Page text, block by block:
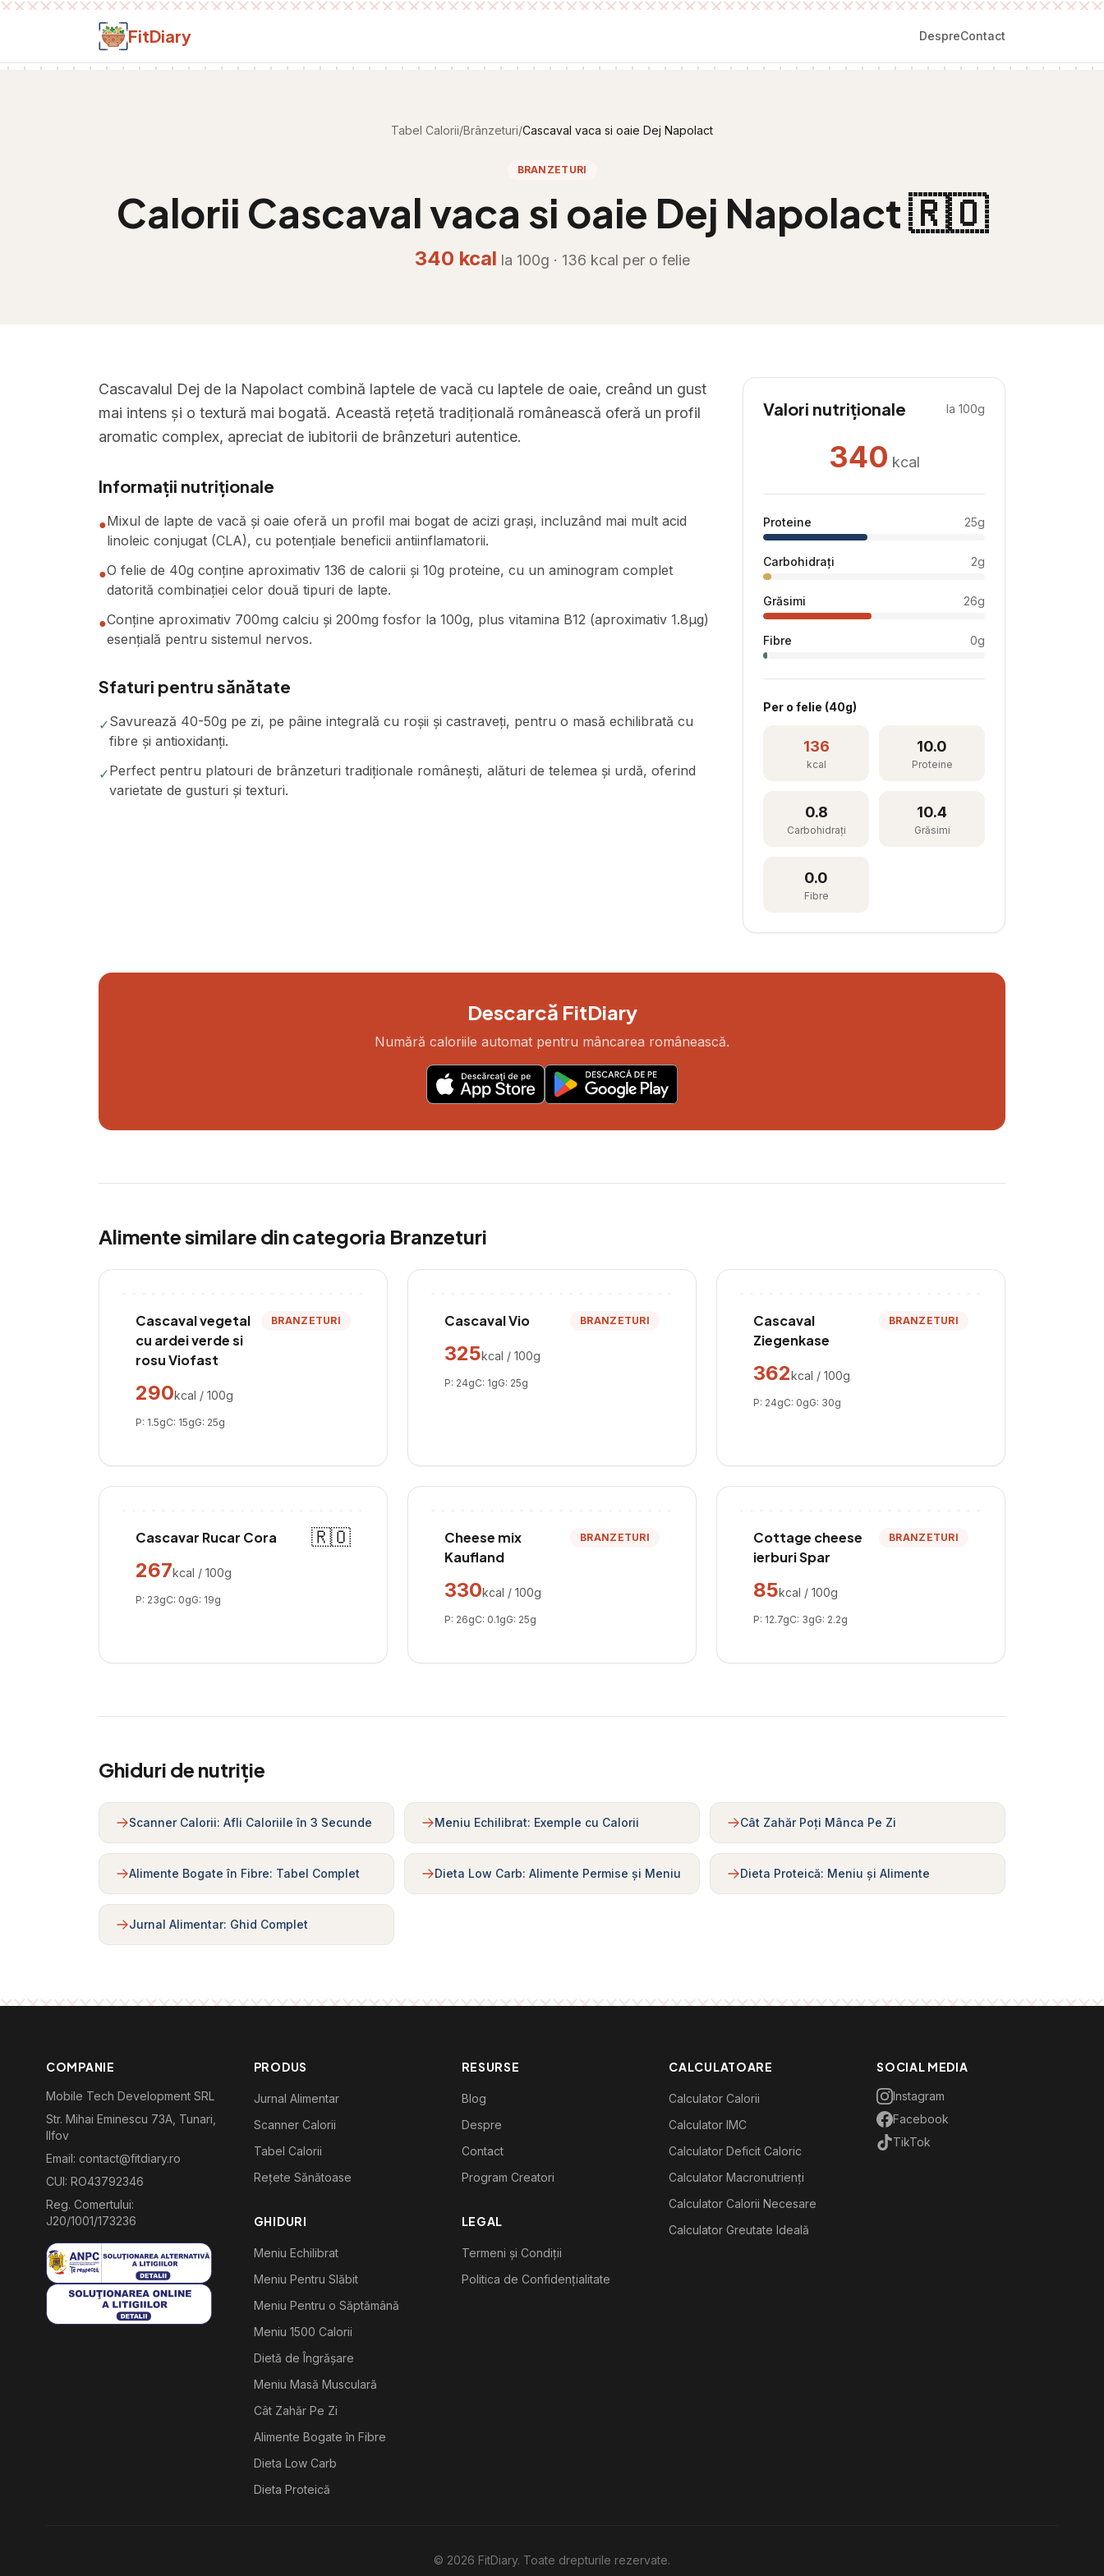
Salt la conținut
FitDiary DespreContact
Tabel Calorii/Brânzeturi/Cascaval vaca si oaie Dej Napolact
BRANZETURI
Calorii Cascaval vaca si oaie Dej Napolact🇷🇴
340 kcal la 100g · 136 kcal per o felie
Cascavalul Dej de la Napolact combină laptele de vacă cu laptele de oaie, creând un gust
mai intens și o textură mai bogată. Această rețetă tradițională românească oferă un profil
aromatic complex, apreciat de iubitorii de brânzeturi autentice.
Informații nutriționale
●Mixul de lapte de vacă și oaie oferă un profil mai bogat de acizi grași, incluzând mai mult acid
linoleic conjugat (CLA), cu potențiale beneficii antiinflamatorii.
●O felie de 40g conține aproximativ 136 de calorii și 10g proteine, cu un aminogram complet
datorită combinației celor două tipuri de lapte.
●Conține aproximativ 700mg calciu și 200mg fosfor la 100g, plus vitamina B12 (aproximativ 1.8μg)
esențială pentru sistemul nervos.
Sfaturi pentru sănătate
✓Savurează 40-50g pe zi, pe pâine integrală cu roșii și castraveți, pentru o masă echilibrată cu
fibre și antioxidanți.
✓Perfect pentru platouri de brânzeturi tradiționale românești, alături de telemea și urdă, oferind
varietate de gusturi și texturi.
Valori nutriționale la 100g
340 kcal
Proteine 25g
Carbohidrați 2g
Grăsimi 26g
Fibre 0g
Per o felie (40g)
136
kcal
10.0
Proteine
0.8
Carbohidrați
10.4
Grăsimi
0.0
Fibre
Descarcă FitDiary
Numără caloriile automat pentru mâncarea românească.
Alimente similare din categoria Branzeturi
Cascaval vegetal
cu ardei verde si
rosu Viofast
BRANZETURI
290kcal / 100g
P: 1.5gC: 15gG: 25g
Cascaval Vio BRANZETURI
325kcal / 100g
P: 24gC: 1gG: 25g
Cascaval
Ziegenkase
BRANZETURI
362kcal / 100g
P: 24gC: 0gG: 30g
Cascavar Rucar Cora
🇷🇴
267kcal / 100g
P: 23gC: 0gG: 19g
Cheese mix
Kaufland
BRANZETURI
330kcal / 100g
P: 26gC: 0.1gG: 25g
Cottage cheese
ierburi Spar
BRANZETURI
85kcal / 100g
P: 12.7gC: 3gG: 2.2g
Ghiduri de nutriție
Scanner Calorii: Afli Caloriile în 3 Secunde Meniu Echilibrat: Exemple cu Calorii Cât Zahăr Poți Mânca Pe Zi
Alimente Bogate în Fibre: Tabel Complet Dieta Low Carb: Alimente Permise și Meniu Dieta Proteică: Meniu și Alimente
Jurnal Alimentar: Ghid Complet
COMPANIE
Mobile Tech Development SRL
Str. Mihai Eminescu 73A, Tunari,
Ilfov
Email: contact@fitdiary.ro
CUI: RO43792346
Reg. Comertului:
J20/1001/173236
PRODUS
Jurnal Alimentar
Scanner Calorii
Tabel Calorii
Rețete Sănătoase
GHIDURI
Meniu Echilibrat
Meniu Pentru Slăbit
Meniu Pentru o Săptămână
Meniu 1500 Calorii
Dietă de Îngrășare
Meniu Masă Musculară
Cât Zahăr Pe Zi
Alimente Bogate în Fibre
Dieta Low Carb
Dieta Proteică
RESURSE
Blog
Despre
Contact
Program Creatori
LEGAL
Termeni și Condiții
Politica de Confidențialitate
CALCULATOARE
Calculator Calorii
Calculator IMC
Calculator Deficit Caloric
Calculator Macronutrienți
Calculator Calorii Necesare
Calculator Greutate Ideală
SOCIAL MEDIA
Instagram
Facebook
TikTok
© 2026 FitDiary. Toate drepturile rezervate.